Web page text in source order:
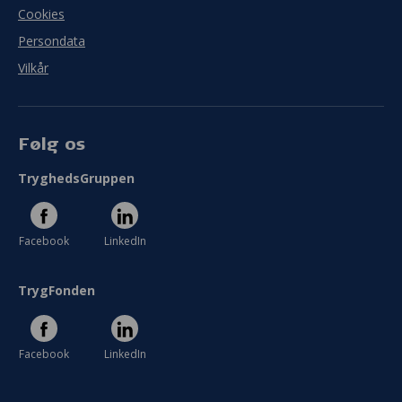
Cookies
Persondata
Vilkår
Følg os
TryghedsGruppen
Facebook LinkedIn
TrygFonden
Facebook LinkedIn